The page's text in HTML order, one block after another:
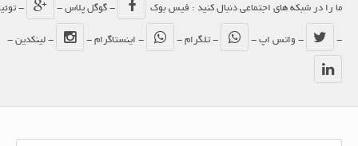
ما را در شبکه های اجتماعی دنبال کنید : فیس بوک - گوگل پلاس - - توئیتر
- واتس اپ - - تلگرام - - اینستاگرام - - لینکدین -